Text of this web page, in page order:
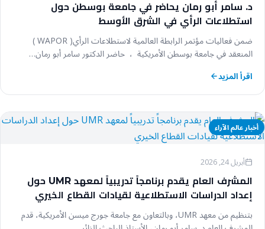
د. سامر أبو رمان يحاضر في جامعة بوسطن حول
استطلاعات الرأي في الشرق الأوسط
ضمن فعاليات مؤتمر الرابطة العالمية لاستطلاعات الرأي( WAPOR )
المنعقد في جامعة بوسطن الأمريكية ، حاضر الدكتور سامر أبو رمان…
اقرأ المزيد
أخبار عالم الآراء
أبريل 24, 2026
المشرف العام يقدم برنامجاً تدريبياً لمعهد UMR حول
إعداد الدراسات الاستطلاعية لقيادات القطاع الخيري
بتنظيم من معهد UMR، وبالتعاون مع جامعة جورج ميسن الأمريكية، قدم